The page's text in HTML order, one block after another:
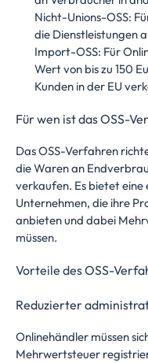
Nicht-Unions-OSS:
die Dienstleistungen
Import-OSS: Für
Wert von bis zu 150
Kunden in der EU
Für wen ist das OSS-
Das OSS-Verfahren
die Waren an
verkaufen. Es bietet
Unternehmen, die ihre
anbieten und dabei
müssen.
Vorteile des OSS-
Reduzierter
Onlinehändler müssen
Mehrwertsteuer